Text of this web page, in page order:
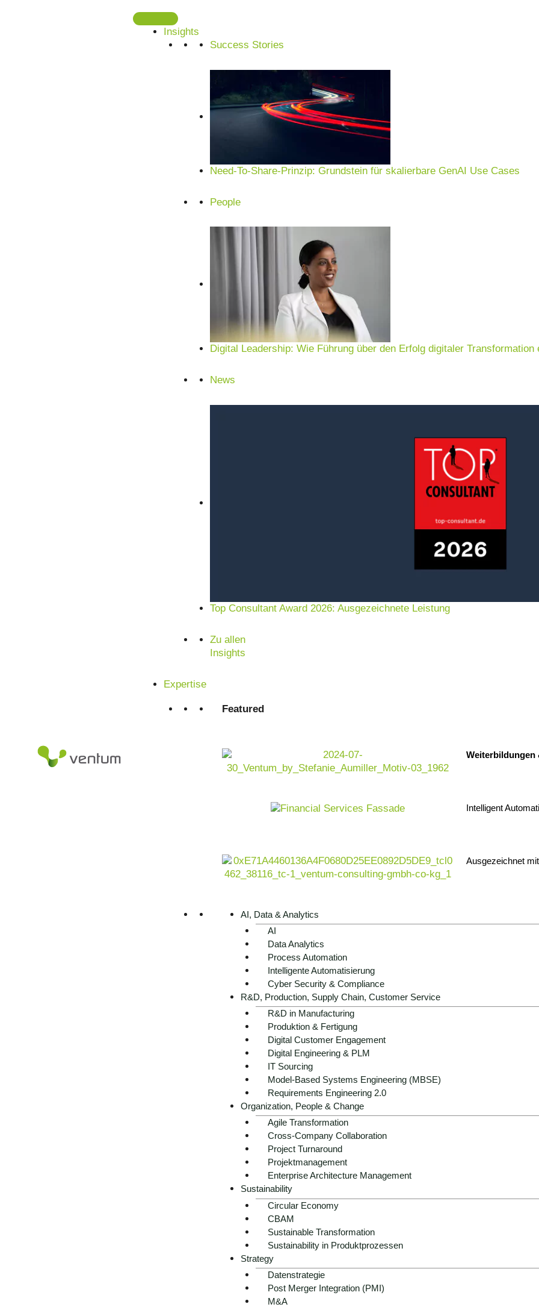
Insights
Success Stories
Need-To-Share-Prinzip: Grundstein für skalierbare GenAI Use Cases
People
Digital Leadership: Wie Führung über den Erfolg digitaler Transformation
News
Top Consultant Award 2026: Ausgezeichnete Leistung
Zu allen
Insights
Expertise
Featured
Weiterbildungen
Intelligent
Ausgezeichnet
AI, Data & Analytics
AI
Data Analytics
Process Automation
Intelligente Automatisierung
Cyber Security & Compliance
R&D, Production, Supply Chain, Customer Service
R&D in Manufacturing
Produktion & Fertigung
Digital Customer Engagement
Digital Engineering & PLM
IT Sourcing
Model-Based Systems Engineering (MBSE)
Requirements Engineering 2.0
Organization, People & Change
Agile Transformation
Cross-Company Collaboration
Project Turnaround
Projektmanagement
Enterprise Architecture Management
Sustainability
Circular Economy
CBAM
Sustainable Transformation
Sustainability in Produktprozessen
Strategy
Datenstrategie
Post Merger Integration (PMI)
M&A